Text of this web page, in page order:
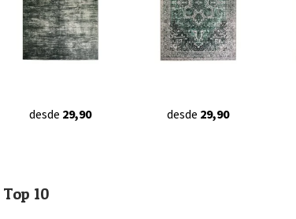
desde 29,90 desde 29,90
Top 10